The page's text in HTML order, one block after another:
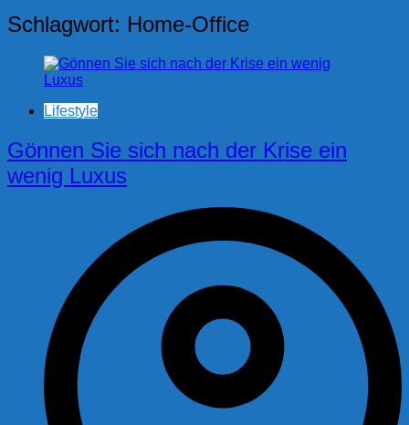
Schlagwort: Home-Office
Lifestyle
Gönnen Sie sich nach der Krise ein
wenig Luxus